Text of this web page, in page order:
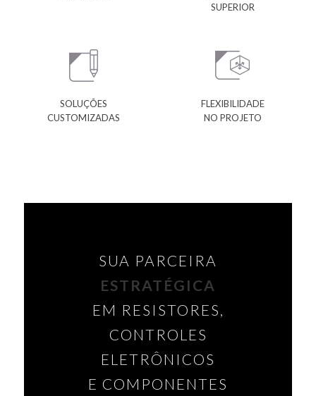
SUPERIOR
SOLUÇÕES
CUSTOMIZADAS
FLEXIBILIDADE
NO PROJETO
SUA PARCEIRA
ESTRATÉGICA
EM RESISTORES,
CONTROLES
ELETRÔNICOS
E COMPONENTES